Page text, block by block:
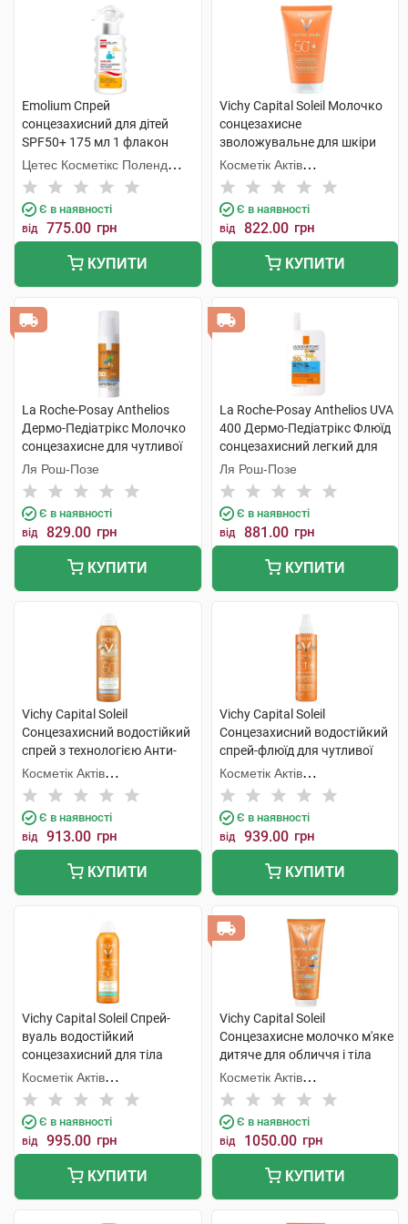
Emolium Спрей
сонцезахисний для дітей
SPF50+ 175 мл 1 флакон
Цетес Косметікс Поленд
Сп.з о.о.
Є в наявності
від 775.00 грн
КУПИТИ
Vichy Capital Soleil Молочко
сонцезахисне
зволожувальне для шкіри
обличчя та тіла дітей та
дорослих SPF50+ 150 мл 1
туба
Косметік Актів
Інтернаціональ
Є в наявності
від 822.00 грн
КУПИТИ
La Roche-Posay Anthelios
Дермо-Педіатрікс Молочко
сонцезахисне для чутливої
шкіри немовлят SPF50+ 50
мл 1 туба
Ля Рош-Позе
Є в наявності
від 829.00 грн
КУПИТИ
La Roche-Posay Anthelios UVA
400 Дермо-Педіатрікс Флюїд
сонцезахисний легкий для
чутливої шкіри дітей SPF50+
50 мл 1 флакон
Ля Рош-Позе
Є в наявності
від 881.00 грн
КУПИТИ
Vichy Capital Soleil
Сонцезахисний водостійкий
спрей з технологією Анти-
пісок для чутливої шкіри
дітей SPF50+ 200 мл 1
флакон
Косметік Актів
Інтернаціональ
Є в наявності
від 913.00 грн
КУПИТИ
Vichy Capital Soleil
Сонцезахисний водостійкий
спрей-флюїд для чутливої
шкіри дітей SPF50+ 200 мл 1
флакон
Косметік Актів
Інтернаціональ
Є в наявності
від 939.00 грн
КУПИТИ
Vichy Capital Soleil Спрей-
вуаль водостійкий
сонцезахисний для тіла
SPF50 200 мл 1 флакон
Косметік Актів
Інтернаціональ
Є в наявності
від 995.00 грн
КУПИТИ
Vichy Capital Soleil
Сонцезахисне молочко м'яке
дитяче для обличчя і тіла
SPF50 300 мл 1 туба
Косметік Актів
Інтернаціональ
Є в наявності
від 1050.00 грн
КУПИТИ